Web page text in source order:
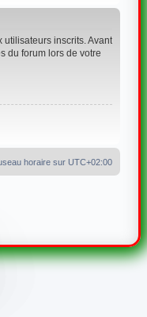
inscrits. Avant
du forum lors de votre
horaire sur UTC+02:00